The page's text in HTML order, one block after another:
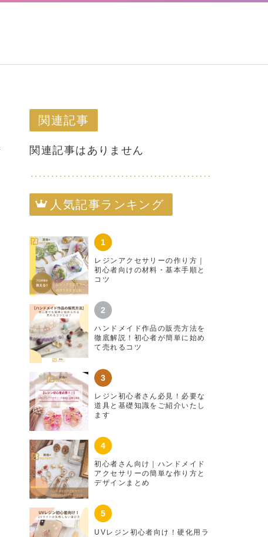
関連記事
関連記事はありません
人気記事ランキング
レジンアクセサリーの作り方｜
初心者向けの材料・基本手順と
コツ
ハンドメイド作品の販売方法を
徹底解説！初心者が簡単に始め
て売れるコツ
レジン初心者さん必見！必要な
道具と基礎知識をご紹介いたし
ます
初心者さん向け｜ハンドメイド
アクセサリーの簡単な作り方と
デザインまとめ
UVレジン初心者向け！硬化用ラ